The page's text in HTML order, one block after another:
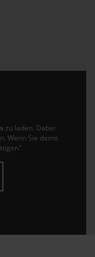
zu laden. Dabei
Wenn Sie damit